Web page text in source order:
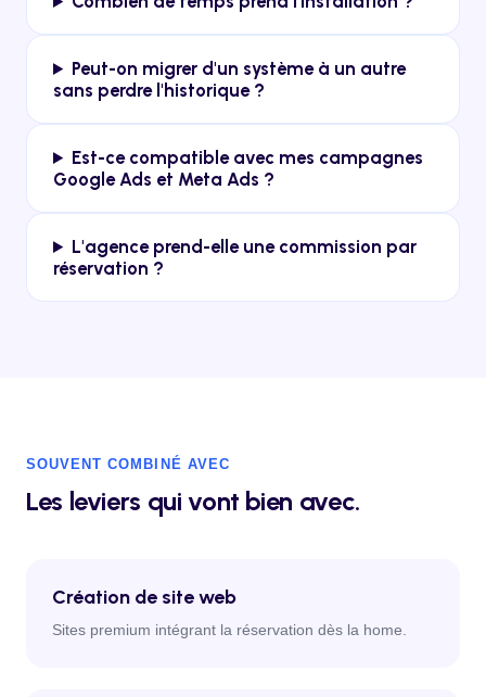
Peut-on migrer d'un système à un autre
sans perdre l'historique ?
Est-ce compatible avec mes campagnes
Google Ads et Meta Ads ?
L'agence prend-elle une commission par
réservation ?
SOUVENT COMBINÉ AVEC
Les leviers qui vont bien avec.
Création de site web
Sites premium intégrant la réservation dès la home.